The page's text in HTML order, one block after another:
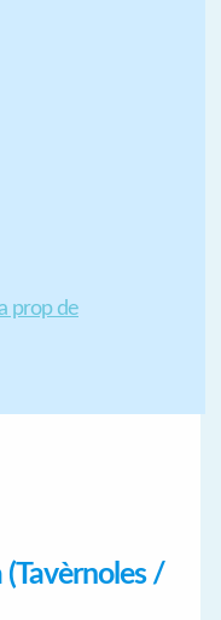
prop de
(Tavèrnoles /